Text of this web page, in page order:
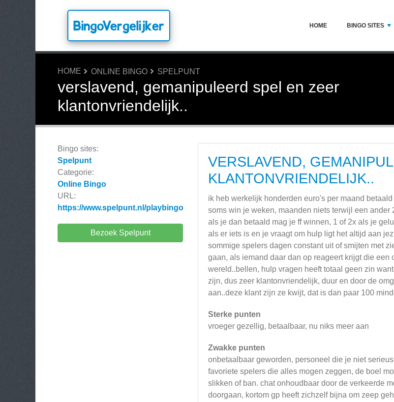
BingoVergelijker HOME BINGO SITES
HOME ONLINE BINGO SPELPUNT
verslavend, gemanipuleerd spel en zeer
klantonvriendelijk..
Bingo sites:
Spelpunt
Categorie:
Online Bingo
URL:
https://www.spelpunt.nl/playbingo
Bezoek Spelpunt
VERSLAVEND,
KLANTONVRIENDELIJK..
ik heb werkelijk honderden euro's per maand
soms win je weken, maanden niets terwijl een ander
als je dan betaald mag je ff winnen, 1 of 2x als je
als er iets is en je vraagt om hulp ligt het altijd aan
sommige spelers dagen constant uit of smijten met
gaan, als iemand daar dan op reageert krijgt die
wereld..bellen, hulp vragen heeft totaal geen zin
zijn, dus zeer klantonvriendelijk, duur en door de
aan..deze klant zijn ze kwijt, dat is dan paar 100
Sterke punten
vroeger gezellig, betaalbaar, nu niks meer aan
Zwakke punten
onbetaalbaar geworden, personeel die je niet
favoriete spelers die alles mogen zeggen, de boel
slikken of ban. chat onhoudbaar door de verkeerde
doorgaan, kortom gp heeft zichzelf bijna om zeep